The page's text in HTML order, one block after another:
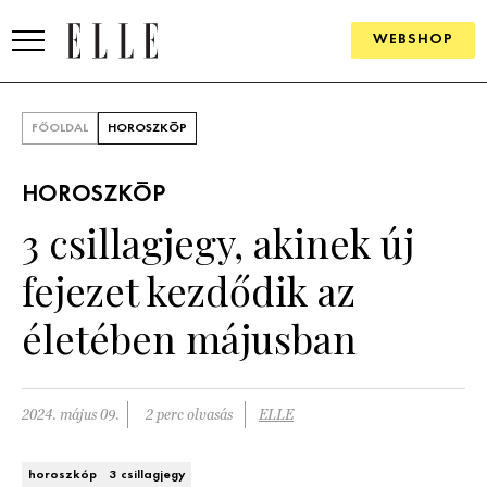
WEBSHOP
SZÉPSÉG
KULTÚRA
ÉLETMÓD
PÁRKAPCSOLAT
FŐOLDAL HOROSZKÓP
HOROSZKÓP
3 csillagjegy, akinek új
fejezet kezdődik az
életében májusban
2024. május 09. 2 perc olvasás ELLE
horoszkóp 3 csillagjegy